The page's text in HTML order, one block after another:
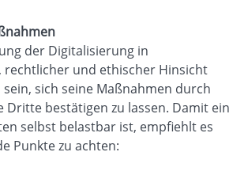
der Digitalisierung in
und ethischer Hinsicht
sich seine Maßnahmen durch
Dritte bestätigen zu lassen. Damit ein
selbst belastbar ist, empfiehlt es
Punkte zu achten: